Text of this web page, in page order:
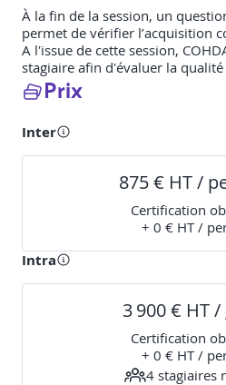
À la fin de la session, un
permet de vérifier l’acquisition
A l'issue de cette session,
stagiaire afin d'évaluer la
Prix
Inter
875 € HT /
Certification
+ 0 € HT /
Intra
3 900 € HT
Certification
+ 0 € HT /
4 stagiaires